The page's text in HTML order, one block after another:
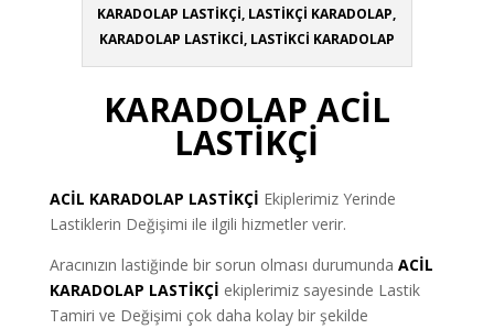
KARADOLAP LASTİKÇİ, LASTİKÇİ KARADOLAP,
KARADOLAP LASTİKCİ, LASTİKCİ KARADOLAP
KARADOLAP ACİL
LASTİKÇİ
ACİL KARADOLAP LASTİKÇİ Ekiplerimiz Yerinde
Lastiklerin Değişimi ile ilgili hizmetler verir.
Aracınızın lastiğinde bir sorun olması durumunda ACİL
KARADOLAP LASTİKÇİ ekiplerimiz sayesinde Lastik
Tamiri ve Değişimi çok daha kolay bir şekilde